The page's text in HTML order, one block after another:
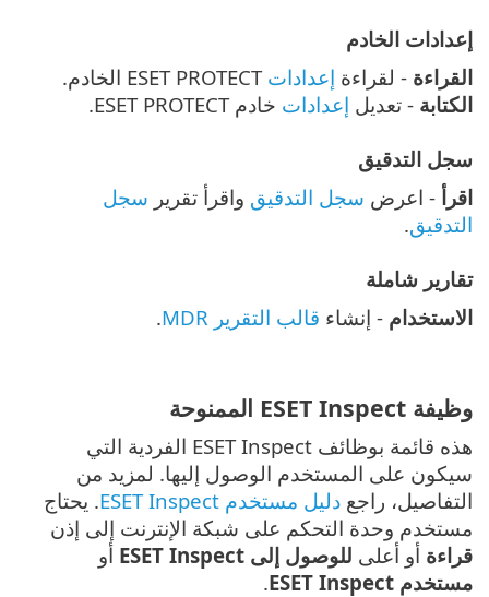
إعدادات الخادم
القراءة - لقراءة إعدادات ESET PROTECT الخادم.
الكتابة - تعديل إعدادات خادم ESET PROTECT.
سجل التدقيق
اقرأ - اعرض سجل التدقيق واقرأ تقرير سجل
التدقيق.
تقارير شاملة
الاستخدام - إنشاء قالب التقرير MDR .
وظيفة ESET Inspect الممنوحة
هذه قائمة بوظائف ESET Inspect الفردية التي
سيكون على المستخدم الوصول إليها. لمزيد من
التفاصيل، راجع دليل مستخدم ESET Inspect
. يحتاج
مستخدم وحدة التحكم على شبكة الإنترنت إلى إذن
قراءة أو أعلى للوصول إلى ESET Inspect
أو
مستخدم ESET Inspect
.